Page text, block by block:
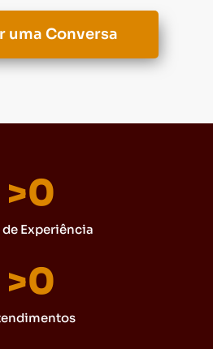
uma Conversa
Experiência
>0
>0